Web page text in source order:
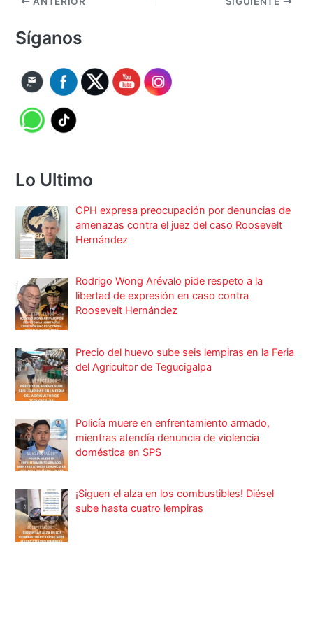
Síganos
Lo Ultimo
CPH expresa preocupación por denuncias de
amenazas contra el juez del caso Roosevelt
Hernández
Rodrigo Wong Arévalo pide respeto a la
libertad de expresión en caso contra
Roosevelt Hernández
Precio del huevo sube seis lempiras en la Feria
del Agricultor de Tegucigalpa
Policía muere en enfrentamiento armado,
mientras atendía denuncia de violencia
doméstica en SPS
¡Siguen el alza en los combustibles! Diésel
sube hasta cuatro lempiras